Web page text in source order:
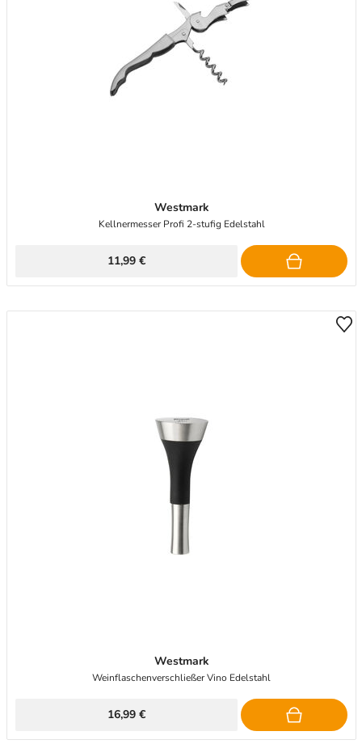
Westmark
Kellnermesser Profi 2-stufig Edelstahl
11,99 €
Westmark
Weinflaschenverschließer Vino Edelstahl
16,99 €